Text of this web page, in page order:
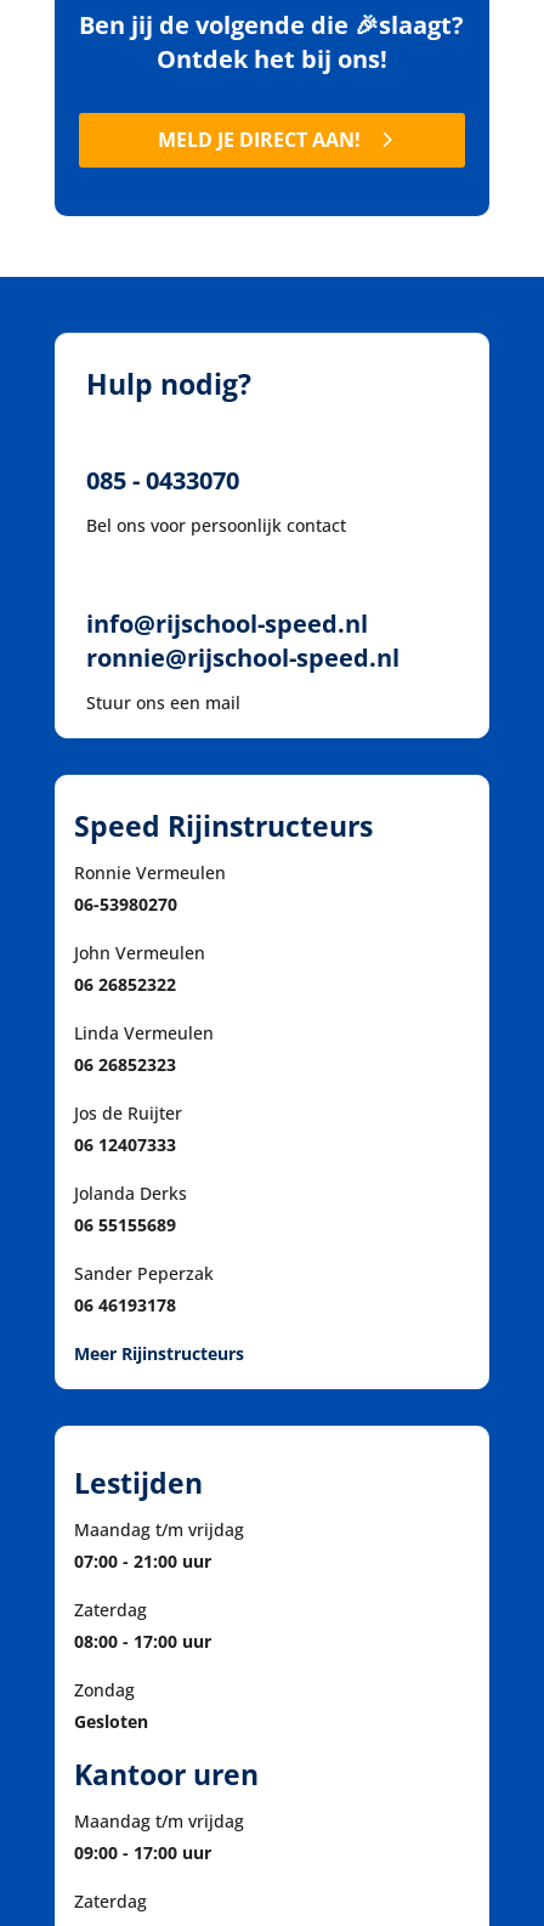
Ben jij de volgende die 🎉slaagt?
Ontdek het bij ons!
MELD JE DIRECT AAN!
Hulp nodig?
085 - 0433070
Bel ons voor persoonlijk contact
info@rijschool-speed.nl
ronnie@rijschool-speed.nl
Stuur ons een mail
Speed Rijinstructeurs
Ronnie Vermeulen
06-53980270
John Vermeulen
06 26852322
Linda Vermeulen
06 26852323
Jos de Ruijter
06 12407333
Jolanda Derks
06 55155689
Sander Peperzak
06 46193178
Meer Rijinstructeurs
Lestijden
Maandag t/m vrijdag
07:00 - 21:00 uur
Zaterdag
08:00 - 17:00 uur
Zondag
Gesloten
Kantoor uren
Maandag t/m vrijdag
09:00 - 17:00 uur
Zaterdag